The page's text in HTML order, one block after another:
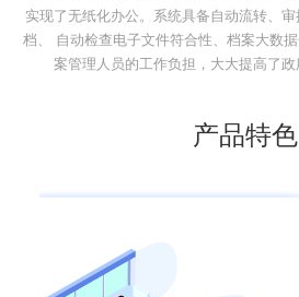
实现了无纸化办公。系统具备自动流转、
档、 自动检查电子文件符合性、档案大数
案管理人员的工作负担，大大提高了政
产品特色